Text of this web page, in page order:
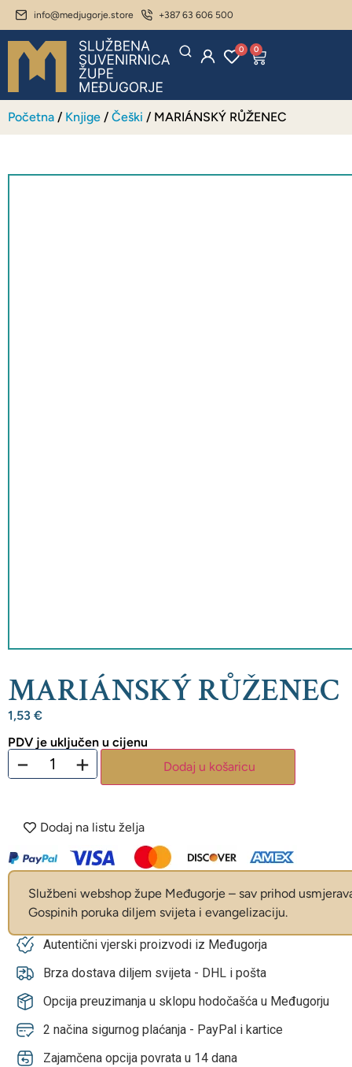
info@medjugorje.store +387 63 606 500
0 0
Početna / Knjige / Češki / MARIÁNSKÝ RŮŽENEC
MARIÁNSKÝ RŮŽENEC
1,53 €
PDV je uključen u cijenu
− + Dodaj u košaricu
Dodaj na listu želja
Službeni webshop župe Međugorje – sav prihod
Gospinih poruka diljem svijeta i evangelizaciju.
Autentični vjerski proizvodi iz Međugorja
Brza dostava diljem svijeta - DHL i pošta
Opcija preuzimanja u sklopu hodočašća u Međugorju
2 načina sigurnog plaćanja - PayPal i kartice
Zajamčena opcija povrata u 14 dana